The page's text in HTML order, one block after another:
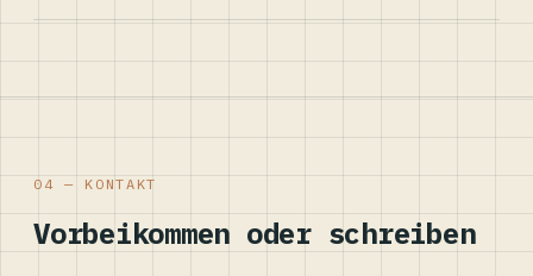
04 — KONTAKT
Vorbeikommen oder schreiben